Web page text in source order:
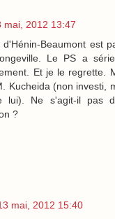
mai, 2012 13:47
d'Hénin-Beaumont est
Le PS a
Et je le regrette.
Kucheida (non investi,
lui). Ne s'agit-il pas
?
mai, 2012 15:40